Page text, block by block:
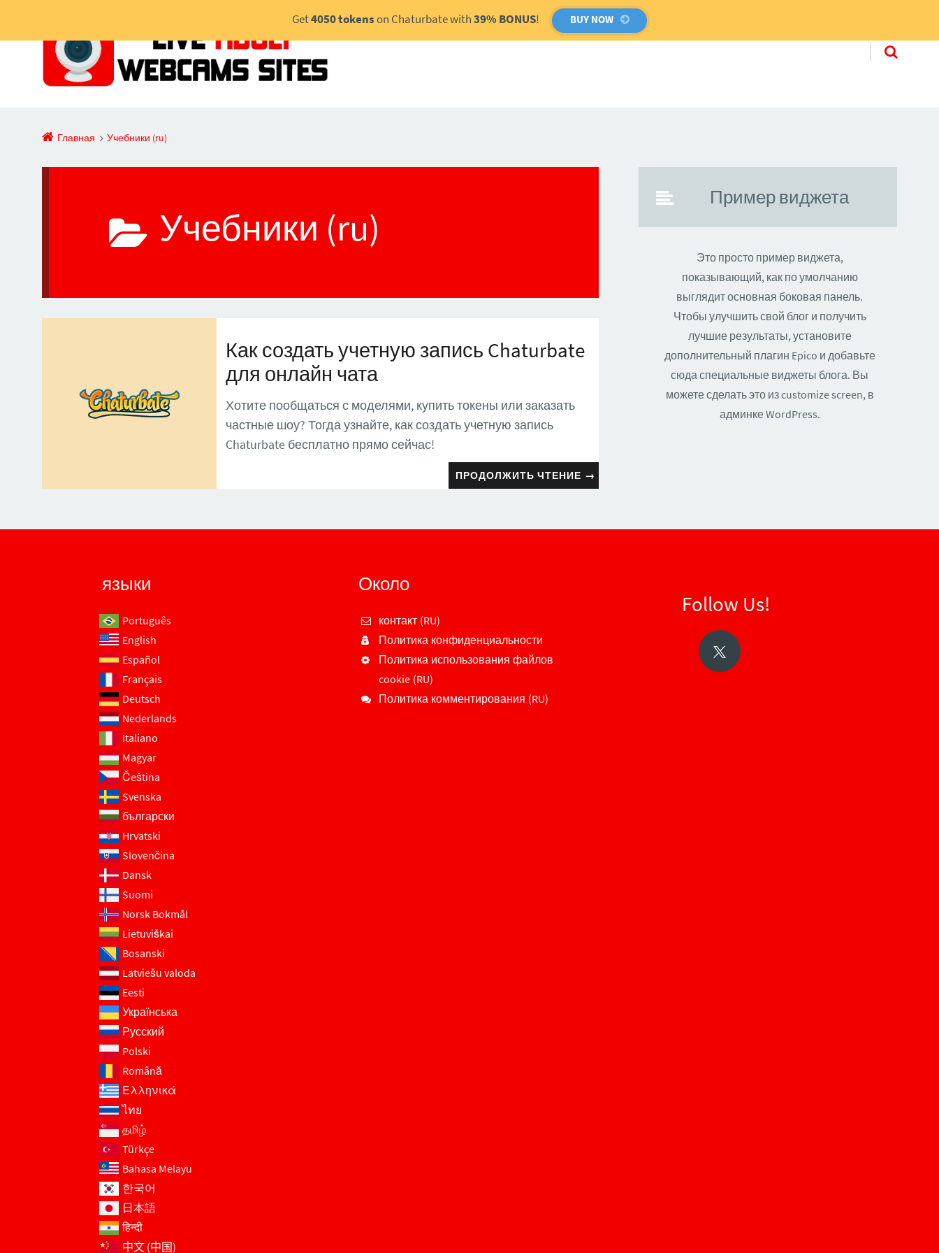
Get4050 tokenson Chaturbate with39% BONUS! BUY NOW
перейти к
Главная Учебники (ru)
Учебники (ru)
Как создать учетную запись Chaturbate
для онлайн чата
Хотите пообщаться с моделями, купить токены или заказать
частные шоу? Тогда узнайте, как создать учетную запись
Chaturbate бесплатно прямо сейчас!
ПРОДОЛЖИТЬ ЧТЕНИЕ →
Пример виджета
Это просто пример виджета,
показывающий, как по умолчанию
выглядит основная боковая панель.
Чтобы улучшить свой блог и получить
лучшие результаты, установите
дополнительный плагин Epico и добавьте
сюда специальные виджеты блога. Вы
можете сделать это из customize screen, в
админке WordPress.
языки
Português
English
Español
Français
Deutsch
Nederlands
Italiano
Magyar
Čeština
Svenska
български
Hrvatski
Slovenčina
Dansk
Suomi
Norsk Bokmål
Lietuviškai
Bosanski
Latviešu valoda
Eesti
Українська
Русский
Polski
Română
Ελληνικά
ไทย
தமிழ்
Türkçe
Bahasa Melayu
한국어
日本語
हिन्दी
中文 (中国)
Около
контакт (RU)
Политика конфиденциальности
Политика использования файлов
cookie (RU)
Политика комментирования (RU)
Follow Us!